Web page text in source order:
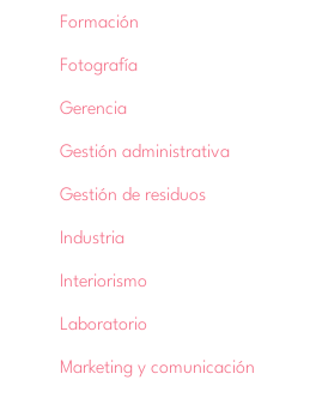
Formación
Fotografía
Gerencia
Gestión administrativa
Gestión de residuos
Industria
Interiorismo
Laboratorio
Marketing y comunicación